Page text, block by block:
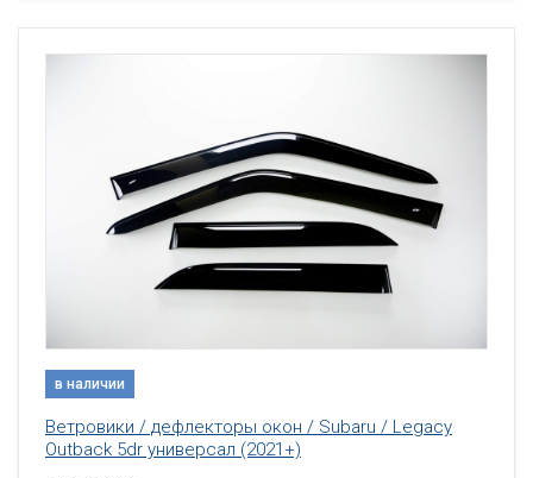
в наличии
Ветровики / дефлекторы окон / Subaru / Legacy
Outback 5dr универсал (2021+)